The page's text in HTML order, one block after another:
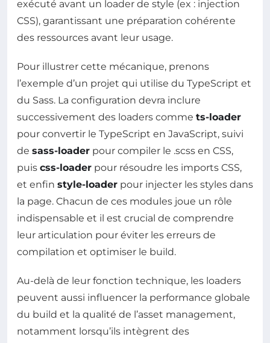
exécuté avant un loader de style (ex : injection
CSS), garantissant une préparation cohérente
des ressources avant leur usage.
Pour illustrer cette mécanique, prenons
l’exemple d’un projet qui utilise du TypeScript et
du Sass. La configuration devra inclure
successivement des loaders comme ts-loader
pour convertir le TypeScript en JavaScript, suivi
de sass-loader pour compiler le .scss en CSS,
puis css-loader pour résoudre les imports CSS,
et enfin style-loader pour injecter les styles dans
la page. Chacun de ces modules joue un rôle
indispensable et il est crucial de comprendre
leur articulation pour éviter les erreurs de
compilation et optimiser le build.
Au-delà de leur fonction technique, les loaders
peuvent aussi influencer la performance globale
du build et la qualité de l’asset management,
notamment lorsqu’ils intègrent des